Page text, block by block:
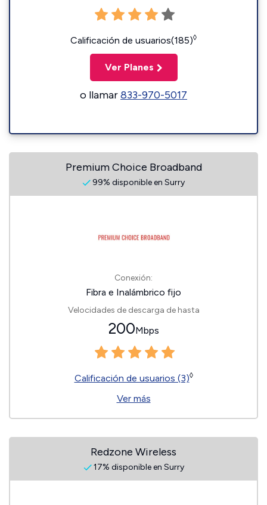
Calificación de usuarios(185)◊
Ver Planes
o llamar833-970-5017
Premium Choice Broadband
99% disponible en Surry
Conexión:
Fibra e Inalámbrico fijo
Velocidades de descarga de hasta
200Mbps
Calificación de usuarios (3)◊
Ver más
Redzone Wireless
17% disponible en Surry